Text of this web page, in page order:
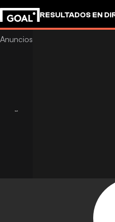
RESULTADOS EN